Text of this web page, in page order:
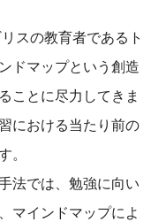
スの教育者であるト
ドマップという創造
ことに尽力してきま
における当たり前の
。
法では、勉強に向い
マインドマップによ